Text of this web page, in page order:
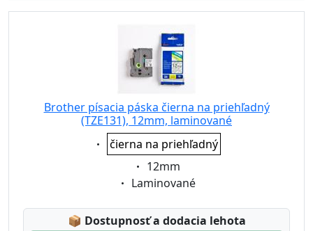
Brother písacia páska čierna na priehľadný
(TZE131), 12mm, laminované
Eigenschaft:
čierna na priehľadný
Eigenschaft:
12mm
Eigenschaft:
Laminované
📦 Lagerstatus:
Dostupnosť a dodacia lehota